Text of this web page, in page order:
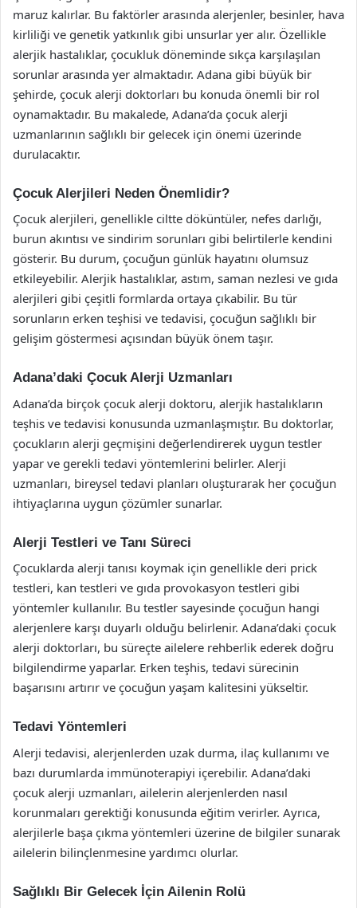
maruz kalırlar. Bu faktörler arasında alerjenler, besinler, hava
kirliliği ve genetik yatkınlık gibi unsurlar yer alır. Özellikle
alerjik hastalıklar, çocukluk döneminde sıkça karşılaşılan
sorunlar arasında yer almaktadır. Adana gibi büyük bir
şehirde, çocuk alerji doktorları bu konuda önemli bir rol
oynamaktadır. Bu makalede, Adana’da çocuk alerji
uzmanlarının sağlıklı bir gelecek için önemi üzerinde
durulacaktır.
Çocuk Alerjileri Neden Önemlidir?
Çocuk alerjileri, genellikle ciltte döküntüler, nefes darlığı,
burun akıntısı ve sindirim sorunları gibi belirtilerle kendini
gösterir. Bu durum, çocuğun günlük hayatını olumsuz
etkileyebilir. Alerjik hastalıklar, astım, saman nezlesi ve gıda
alerjileri gibi çeşitli formlarda ortaya çıkabilir. Bu tür
sorunların erken teşhisi ve tedavisi, çocuğun sağlıklı bir
gelişim göstermesi açısından büyük önem taşır.
Adana’daki Çocuk Alerji Uzmanları
Adana’da birçok çocuk alerji doktoru, alerjik hastalıkların
teşhis ve tedavisi konusunda uzmanlaşmıştır. Bu doktorlar,
çocukların alerji geçmişini değerlendirerek uygun testler
yapar ve gerekli tedavi yöntemlerini belirler. Alerji
uzmanları, bireysel tedavi planları oluşturarak her çocuğun
ihtiyaçlarına uygun çözümler sunarlar.
Alerji Testleri ve Tanı Süreci
Çocuklarda alerji tanısı koymak için genellikle deri prick
testleri, kan testleri ve gıda provokasyon testleri gibi
yöntemler kullanılır. Bu testler sayesinde çocuğun hangi
alerjenlere karşı duyarlı olduğu belirlenir. Adana’daki çocuk
alerji doktorları, bu süreçte ailelere rehberlik ederek doğru
bilgilendirme yaparlar. Erken teşhis, tedavi sürecinin
başarısını artırır ve çocuğun yaşam kalitesini yükseltir.
Tedavi Yöntemleri
Alerji tedavisi, alerjenlerden uzak durma, ilaç kullanımı ve
bazı durumlarda immünoterapiyi içerebilir. Adana’daki
çocuk alerji uzmanları, ailelerin alerjenlerden nasıl
korunmaları gerektiği konusunda eğitim verirler. Ayrıca,
alerjilerle başa çıkma yöntemleri üzerine de bilgiler sunarak
ailelerin bilinçlenmesine yardımcı olurlar.
Sağlıklı Bir Gelecek İçin Ailenin Rolü